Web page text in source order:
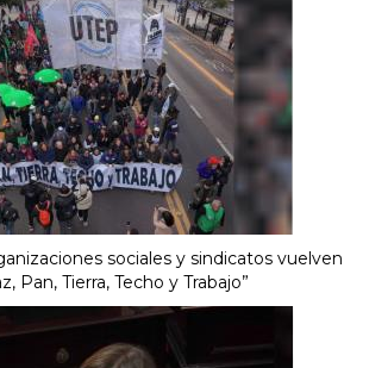
sociales y sindicatos vuelven
Pan, Tierra, Techo y Trabajo”